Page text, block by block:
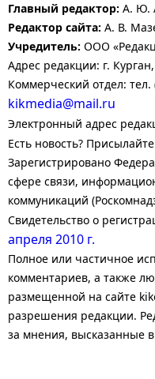
Главный редактор: А. Ю.
Редактор сайта: А. В.
Учредитель: ООО
Адрес редакции: г.
Коммерческий отдел: тел.
kikmedia@mail.ru
Электронный адрес
Есть новость?
Зарегистрировано
сфере связи,
коммуникаций
Свидетельство о
апреля 2010 г.
Полное или частичное
комментариев, а также
размещенной на сайте
разрешения редакции.
за мнения, высказанные